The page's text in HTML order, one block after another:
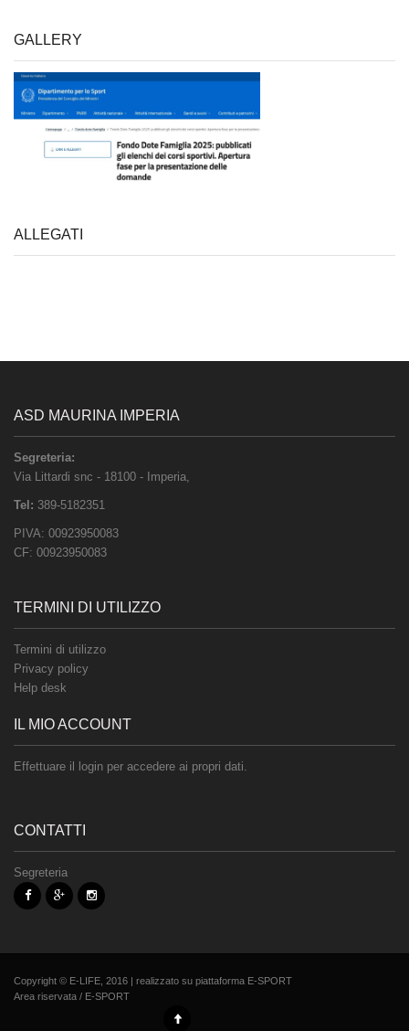
GALLERY
ALLEGATI
ASD MAURINA IMPERIA
Segreteria:
Via Littardi snc - 18100 - Imperia
Tel: 389-5182351
PIVA: 00923950083
CF: 00923950083
TERMINI DI UTILIZZO
Termini di utilizzo
Privacy policy
Help desk
IL MIO ACCOUNT
Effettuare il login per accedere ai propri dati.
CONTATTI
Segreteria
Copyright © E-LIFE, 2016 | realizzato su piattaforma E-SPORT
Area riservata / E-SPORT